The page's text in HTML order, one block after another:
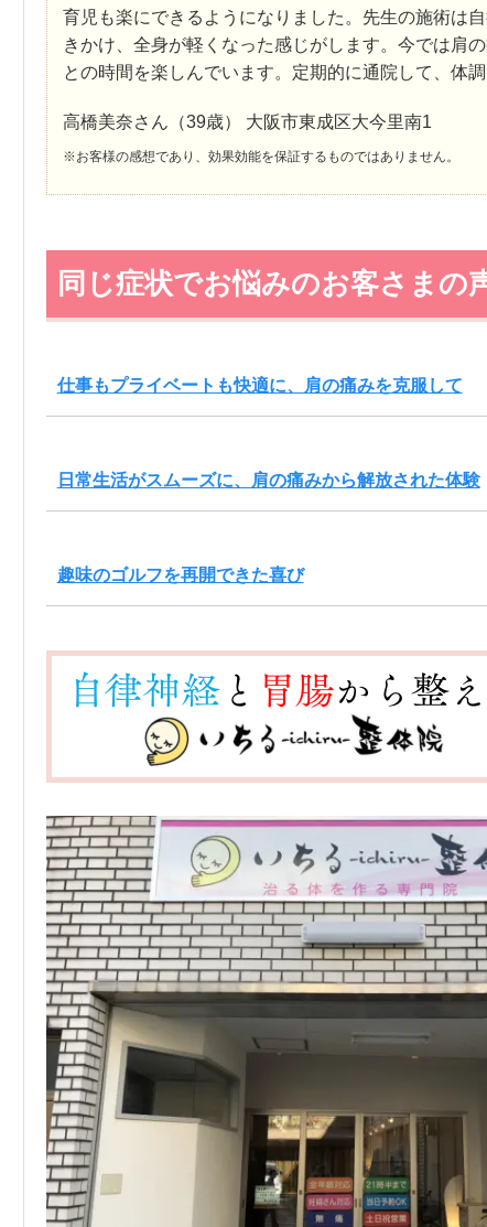
育児も楽にできるようになりました。先生の施術は
きかけ、全身が軽くなった感じがします。今では肩
との時間を楽しんでいます。定期的に通院して、体
高橋美奈さん（39歳） 大阪市東成区大今里南1
※お客様の感想であり、効果効能を保証するものではありません。
同じ症状でお悩みのお客さまの
仕事もプライベートも快適に、肩の痛みを克服して
日常生活がスムーズに、肩の痛みから解放された体験
趣味のゴルフを再開できた喜び